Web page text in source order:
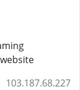
103.187.68.227